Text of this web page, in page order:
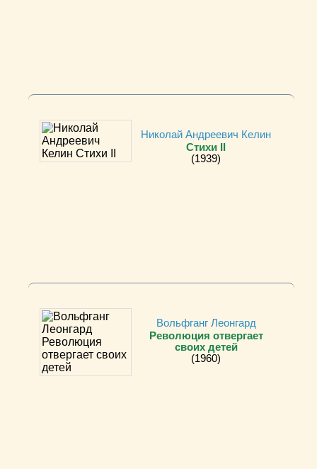
Николай Андреевич Келин
Стихи II
(1939)
Вольфганг Леонгард
Революция отвергает
своих детей
(1960)